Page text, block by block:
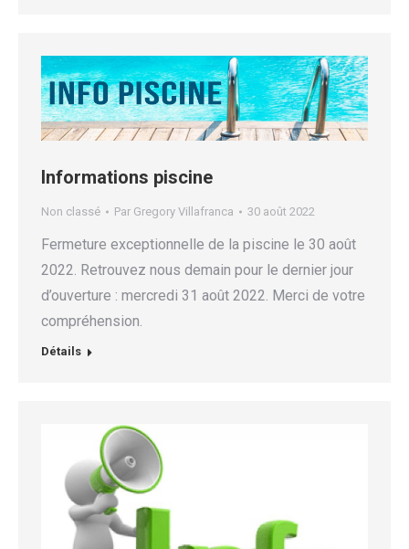
Informations piscine
Non classé Par Gregory Villafranca 30 août 2022
Fermeture exceptionnelle de la piscine le 30 août
2022. Retrouvez nous demain pour le dernier jour
d’ouverture : mercredi 31 août 2022. Merci de votre
compréhension.
Détails